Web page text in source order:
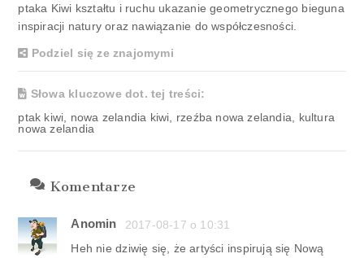
ptaka Kiwi kształtu i ruchu ukazanie geometrycznego bieguna
inspiracji natury oraz nawiązanie do współczesności.
Podziel się ze znajomymi
Słowa kluczowe dot. tej treści:
ptak kiwi, nowa zelandia kiwi, rzeźba nowa zelandia, kultura
nowa zelandia
Komentarze
Anomin
2017-08-17 o 10:31
Heh nie dziwię się, że artyści inspirują się Nową